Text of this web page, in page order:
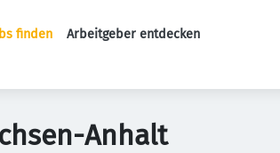
finden
Arbeitgeber entdecken
Anhalt